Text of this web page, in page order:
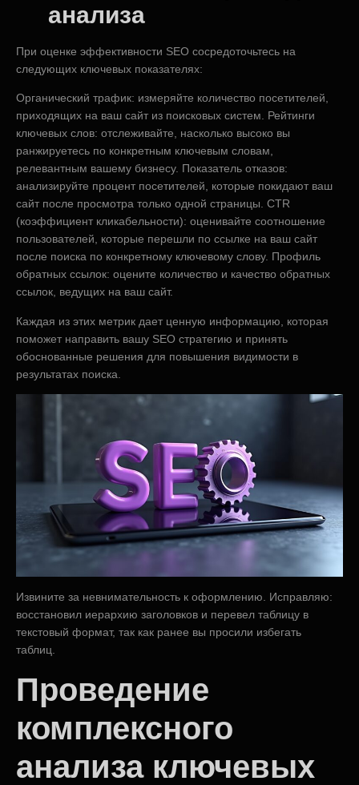
анализа
При оценке эффективности SEO сосредоточьтесь на
следующих ключевых показателях:
Органический трафик: измеряйте количество посетителей,
приходящих на ваш сайт из поисковых систем. Рейтинги
ключевых слов: отслеживайте, насколько высоко вы
ранжируетесь по конкретным ключевым словам,
релевантным вашему бизнесу. Показатель отказов:
анализируйте процент посетителей, которые покидают ваш
сайт после просмотра только одной страницы. CTR
(коэффициент кликабельности): оценивайте соотношение
пользователей, которые перешли по ссылке на ваш сайт
после поиска по конкретному ключевому слову. Профиль
обратных ссылок: оцените количество и качество обратных
ссылок, ведущих на ваш сайт.
Каждая из этих метрик дает ценную информацию, которая
поможет направить вашу SEO стратегию и принять
обоснованные решения для повышения видимости в
результатах поиска.
Извините за невнимательность к оформлению. Исправляю:
восстановил иерархию заголовков и перевел таблицу в
текстовый формат, так как ранее вы просили избегать
таблиц.
Проведение
комплексного
анализа ключевых